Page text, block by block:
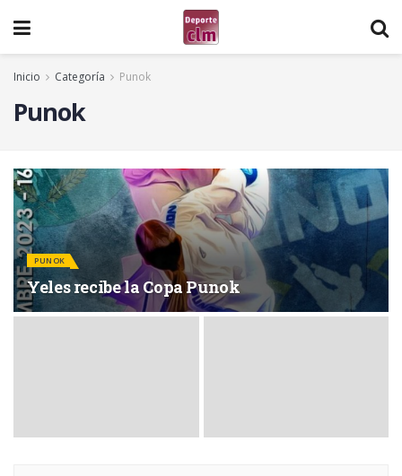
Inicio Categoría Punok
Punok
PUNOK
Yeles recibe la Copa Punok